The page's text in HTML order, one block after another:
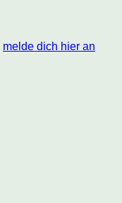
melde dich hier an